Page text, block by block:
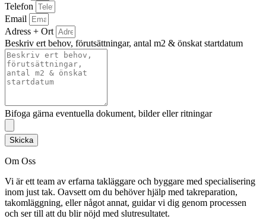
Telefon
Email
Adress + Ort
Beskriv ert behov, förutsättningar, antal m2 & önskat startdatum
Bifoga gärna eventuella dokument, bilder eller ritningar
Skicka
Om Oss
Vi är ett team av erfarna takläggare och byggare med specialisering
inom just tak. Oavsett om du behöver hjälp med takreparation,
takomläggning, eller något annat, guidar vi dig genom processen
och ser till att du blir nöjd med slutresultatet.